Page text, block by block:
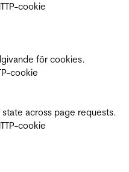
cookie
för cookies.
cookie
state across page requests.
cookie